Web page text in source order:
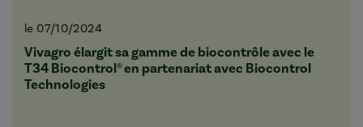
le 07/10/2024
Vivagro élargit sa gamme de biocontrôle avec le
T34 Biocontrol® en partenariat avec Biocontrol
Technologies